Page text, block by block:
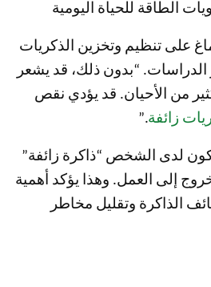
الطاقة للحياة اليومية
على تنظيم وتخزين الذكريات
“بدون ذلك، قد يشعر
من الأحيان. قد يؤدي نقص
زائفة.”
لدى الشخص “ذاكرة زائفة”
إلى العمل. وهذا يؤكد أهمية
الذاكرة وتقليل مخاطر